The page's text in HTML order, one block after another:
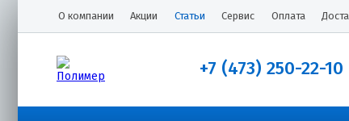
О компании Акции Статьи Сервис Оплата
+7 (473) 250-22-10